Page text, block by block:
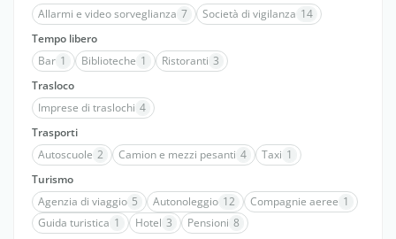
Allarmi e video sorveglianza 7 Società di vigilanza 14
Tempo libero
Bar 1 Biblioteche 1 Ristoranti 3
Trasloco
Imprese di traslochi 4
Trasporti
Autoscuole 2 Camion e mezzi pesanti 4 Taxi 1
Turismo
Agenzia di viaggio 5 Autonoleggio 12 Compagnie aeree 1
Guida turistica 1 Hotel 3 Pensioni 8